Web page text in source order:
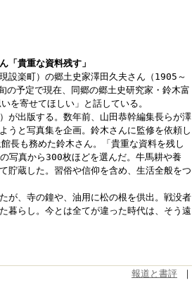
「貴重な資料残す」
設楽町）の郷土史家澤田久夫さん（1905～
予定で現在、同郷の郷土史研究家・鈴木富
を寄せてほしい」と話している。
が出版する。数年前、山田恭幹編集長らが澤
うと写真集を企画。鈴木さんに監修を依頼し
長も務めた鈴木さん。「貴重な資料を残し
写真から300枚ほどを選んだ。牛馬耕や養
貯蔵した。習俗や信仰を含め、生活全般をつ
が、寺の鐘や、油用に松の根を供出。戦没者
暮らし。今とは全てが違った時代は、そう遠
報道と書評 ｜